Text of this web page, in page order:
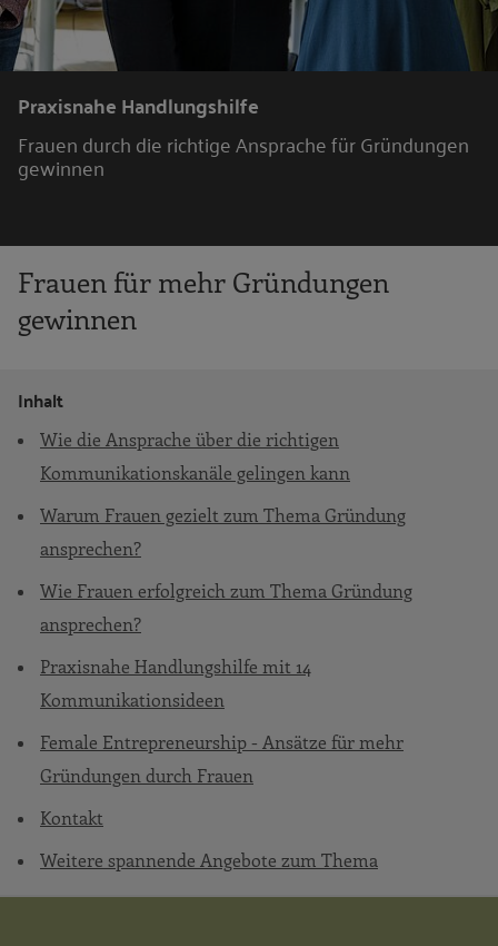
Praxisnahe Handlungshilfe
Frauen durch die richtige Ansprache für Gründungen
gewinnen
Frauen für mehr Gründungen
gewinnen
Inhalt
Wie die Ansprache über die richtigen
Kommunikationskanäle gelingen kann
Warum Frauen gezielt zum Thema Gründung
ansprechen?
Wie Frauen erfolgreich zum Thema Gründung
ansprechen?
Praxisnahe Handlungshilfe mit 14
Kommunikationsideen
Female Entrepreneurship - Ansätze für mehr
Gründungen durch Frauen
Kontakt
Weitere spannende Angebote zum Thema